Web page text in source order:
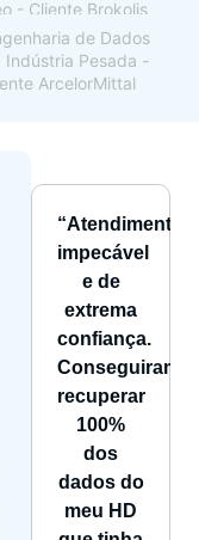
“Atendimento
impecável
e de
extrema
confiança.
Conseguiram
recuperar
100%
dos
dados do
meu HD